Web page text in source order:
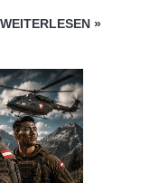
WEITERLESEN »